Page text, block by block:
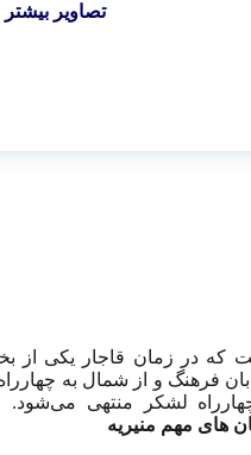
تصاویر بیشتر
که در زمان قاجار یکی از
فرهنگ و از شمال به
لشکر منتهی می‌شود.
های مهم منیریه